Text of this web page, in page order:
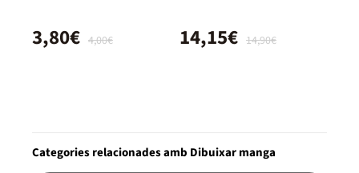
4,00€
3,80€ 14,90€
14,15€
Categories relacionades amb Dibuixar manga